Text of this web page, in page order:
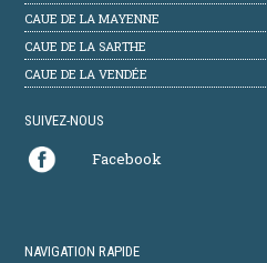
CAUE DE LA MAYENNE
CAUE DE LA SARTHE
CAUE DE LA VENDÉE
SUIVEZ-NOUS
Facebook
NAVIGATION RAPIDE